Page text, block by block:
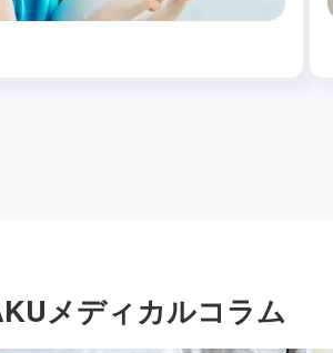
メディカルコラム